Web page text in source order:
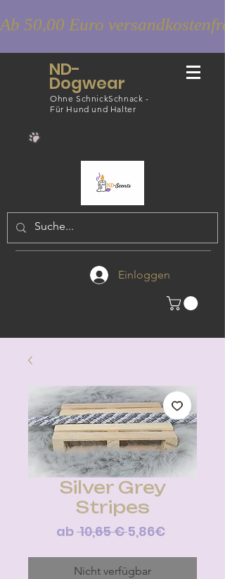
Ab 50,00 Euro versandkostenfrei
ND-
Dogwear
Ohne SchnickSchnack -
Für Hund und Halter
Einloggen
Silver Grey
Stripes
ab 10,65 € Standardpreis
5,86€Sale-
Nicht verfügbar